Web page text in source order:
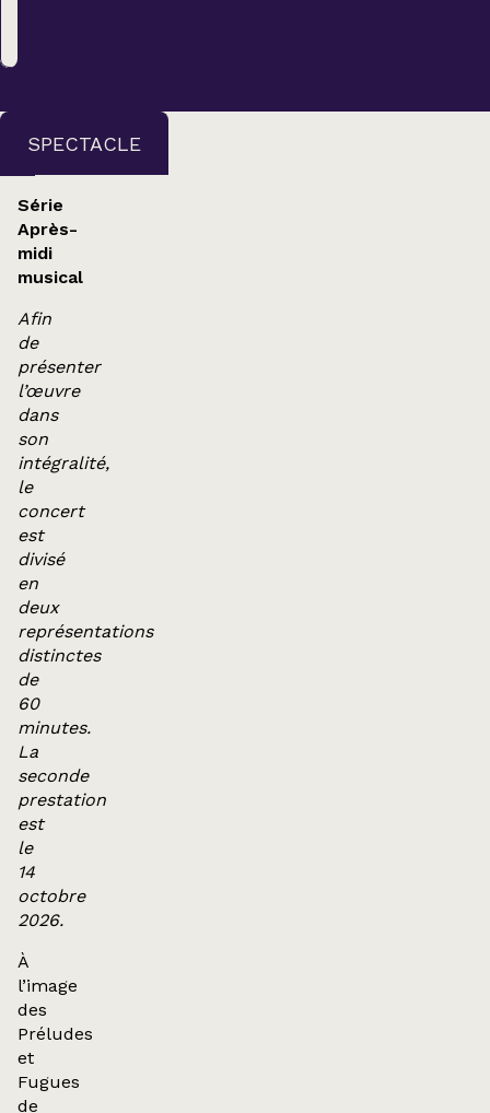
SPECTACLE
Série
Après-
midi
musical
Afin
de
présenter
l’œuvre
dans
son
intégralité,
le
concert
est
divisé
en
deux
représentations
distinctes
de
60
minutes.
La
seconde
prestation
est
le
14
octobre
2026.
À
l’image
des
Préludes
et
Fugues
de